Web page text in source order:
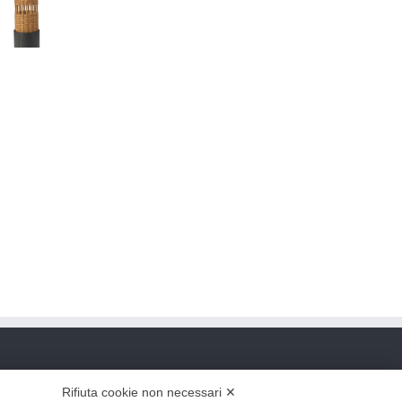
Rifiuta cookie non necessari ✕